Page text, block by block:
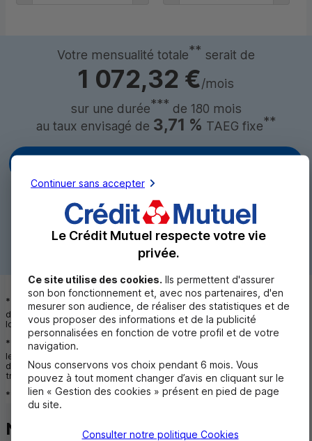
Votre mensualité totale** serait de
1 072,32 €/mois
sur une durée*** de 180 mois
au taux envisagé de 3,71 % TAEG fixe**
Coût total du crédit **:43 018,29 €
+ 1 500,00 € de frais de dossiers
Montant total dû**:
* Cette simulation est non contractuelle et n’est pas une proposition
de financement. Le taux sera défini après étude de votre situation
lors du rendez-vous avec votre conseiller.
**
Le montant des mensualités, le montant total dû, le coût total et
le TAEG ne comprennent pas l'assurance obligatoire : garantie
décès, perte totale et irréversible d'autonomie et incapacité de
travail et invalidité permanente.
***
La durée correspond au nombre d'échéances mensuelles.
Nous contacter
Continuer sans accepter
Le Crédit Mutuel respecte votre vie
privée.
Ce site utilise des cookies. Ils permettent d'assurer
son bon fonctionnement et, avec nos partenaires, d'en
mesurer son audience, de réaliser des statistiques et de
vous proposer des informations et de la publicité
personnalisées en fonction de votre profil et de votre
navigation.
Nous conservons vos choix pendant 6 mois. Vous
pouvez à tout moment changer d’avis en cliquant sur le
lien « Gestion des cookies » présent en pied de page
du site.
Consulter notre politique Cookies